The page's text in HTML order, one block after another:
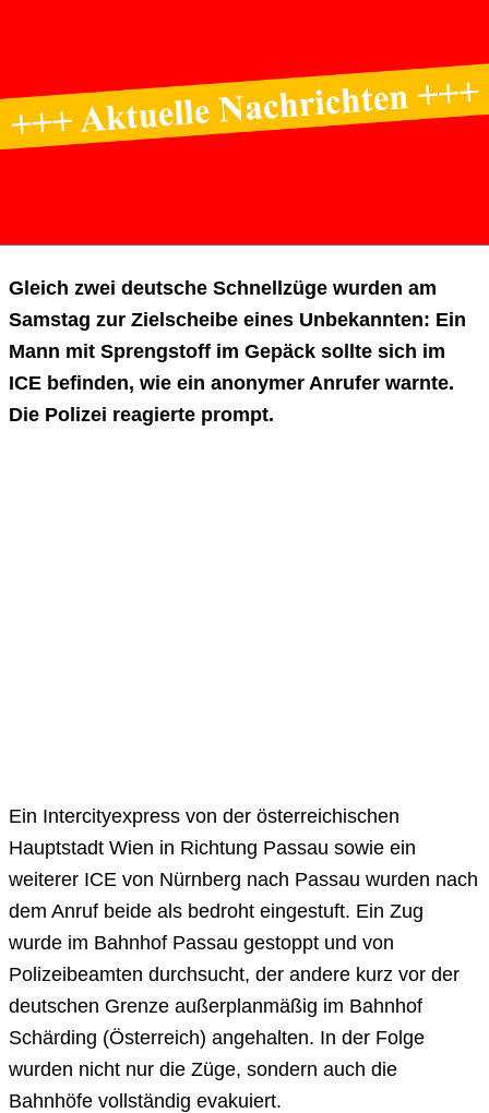
Gleich zwei deutsche Schnellzüge wurden am
Samstag zur Zielscheibe eines Unbekannten: Ein
Mann mit Sprengstoff im Gepäck sollte sich im
ICE befinden, wie ein anonymer Anrufer warnte.
Die Polizei reagierte prompt.
Ein Intercityexpress von der österreichischen
Hauptstadt Wien in Richtung Passau sowie ein
weiterer ICE von Nürnberg nach Passau wurden nach
dem Anruf beide als bedroht eingestuft. Ein Zug
wurde im Bahnhof Passau gestoppt und von
Polizeibeamten durchsucht, der andere kurz vor der
deutschen Grenze außerplanmäßig im Bahnhof
Schärding (Österreich) angehalten. In der Folge
wurden nicht nur die Züge, sondern auch die
Bahnhöfe vollständig evakuiert.